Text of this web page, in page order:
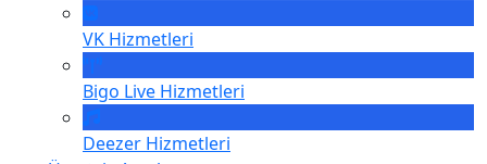
VK Hizmetleri
Bigo Live Hizmetleri
Deezer Hizmetleri